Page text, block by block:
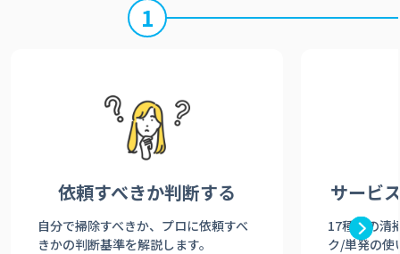
1
依頼すべきか判断する
自分で掃除すべきか、プロに依頼すべ
きかの判断基準を解説します。
サービ
17種類の清
ク/単発の使